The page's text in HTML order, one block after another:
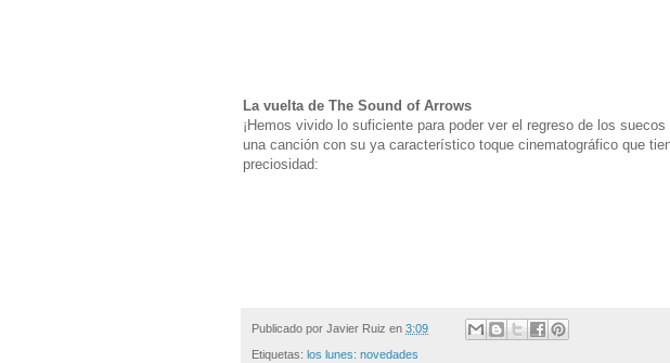
La vuelta de The Sound of Arrows
¡Hemos vivido lo suficiente para poder ver el regreso de los
una canción con su ya característico toque cinematográfico que
preciosidad:
Publicado por Javier Ruiz en 3:09
Etiquetas: los lunes: novedades